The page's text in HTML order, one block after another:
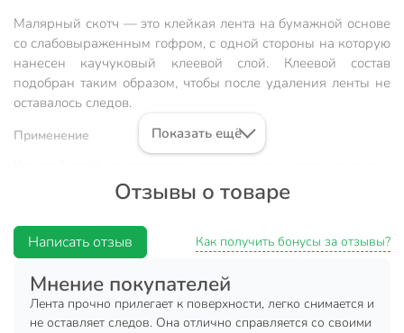
Малярный скотч — это клейкая лента на бумажной основе
со слабовыраженным гофром, с одной стороны на которую
нанесен каучуковый клеевой слой. Клеевой состав
подобран таким образом, чтобы после удаления ленты не
оставалось следов.
Применение
Гофр бумажной основы предотвращает стекание краски.
Техническая информация
Длина, м
17 м
Ширина, мм
Бренд
Kroll
Показать ещё
Отзывы о товаре
Написать отзыв Как получить бонусы за отзывы?
Мнение покупателей
Лента прочно прилегает к поверхности, легко снимается и
не оставляет следов. Она отлично справляется со своими